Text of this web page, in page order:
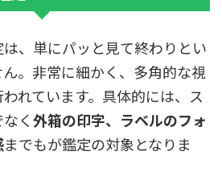
、単にパッと見て終わりとい
。非常に細かく、多角的な視
れています。具体的には、ス
く外箱の印字、ラベルのフォ
までもが鑑定の対象となりま